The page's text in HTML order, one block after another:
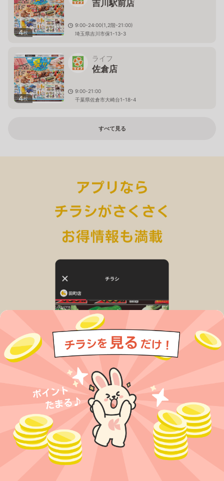
4枚
吉川駅前店
9:00-24:00(1,2階-21:00)
埼玉県吉川市保1-13-3
4枚
ライフ
佐倉店
9:00-21:00
千葉県佐倉市大崎台1-18-4
すべて見る